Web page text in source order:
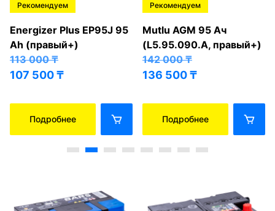
Рекомендуем
Energizer Plus EP95J 95
Ah (правый+)
113 000₸
107 500₸
Подробнее
Рекомендуем
Mutlu AGM 95 Ач
(L5.95.090.A, правый+)
142 000₸
136 500₸
Подробнее